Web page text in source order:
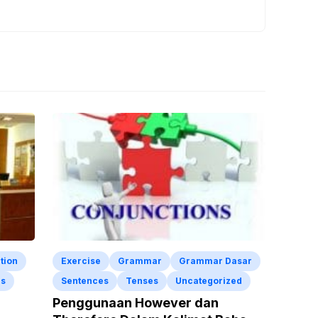
Exercise Grammar
Grammar Dasar
Sentences
Tenses Uncategorized
Penggunaan However dan